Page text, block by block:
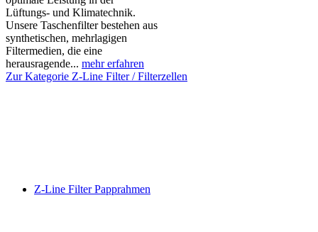
Lüftungs- und Klimatechnik.
Unsere Taschenfilter bestehen aus
synthetischen, mehrlagigen
Filtermedien, die eine
herausragende... mehr erfahren
Zur Kategorie Z-Line Filter / Filterzellen
Z-Line Filter Papprahmen